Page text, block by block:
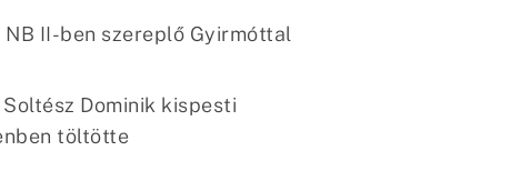
II-ben szereplő Gyirmóttal
Dominik kispesti
töltötte